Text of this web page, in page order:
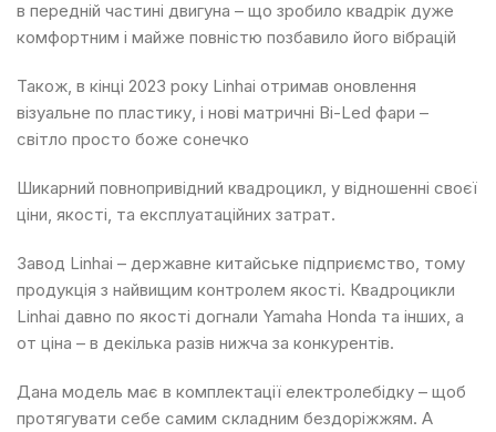
в передній частині двигуна – що зробило квадрік дуже
комфортним і майже повністю позбавило його вібрацій
Також, в кінці 2023 року Linhai отримав оновлення
візуальне по пластику, і нові матричні Bi-Led фари –
світло просто боже сонечко
Шикарний повнопривідний квадроцикл, у відношенні своєї
ціни, якості, та експлуатаційних затрат.
Завод Linhai – державне китайське підприємство, тому
продукція з найвищим контролем якості. Квадроцикли
Linhai давно по якості догнали Yamaha Honda та інших, а
от ціна – в декілька разів нижча за конкурентів.
Дана модель має в комплектації електролебідку – щоб
протягувати себе самим складним бездоріжжям. А